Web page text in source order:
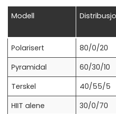
Modell
Polarisert 80/0/20
Pyramidal
60/30/10
Terskel
40/55/5
HIIT alene
30/0/70